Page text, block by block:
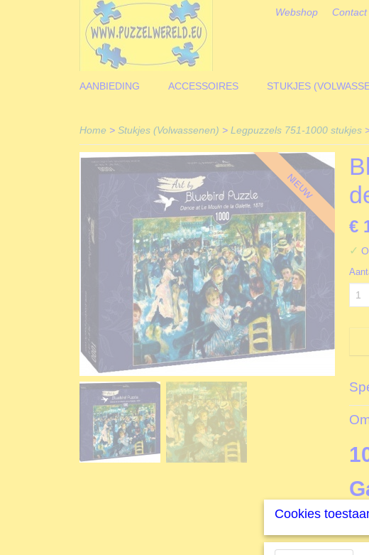
Webshop Contact
AANBIEDING ACCESSOIRES STUKJES
Home > Stukjes (Volwassenen) > Legpuzzels 751-1000 stukjes
NIEUW
€
✓
Net
Cookies